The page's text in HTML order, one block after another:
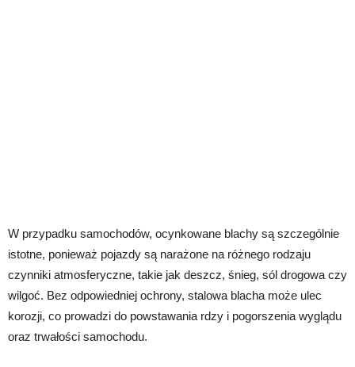
W przypadku samochodów, ocynkowane blachy są szczególnie
istotne, ponieważ pojazdy są narażone na różnego rodzaju
czynniki atmosferyczne, takie jak deszcz, śnieg, sól drogowa czy
wilgoć. Bez odpowiedniej ochrony, stalowa blacha może ulec
korozji, co prowadzi do powstawania rdzy i pogorszenia wyglądu
oraz trwałości samochodu.